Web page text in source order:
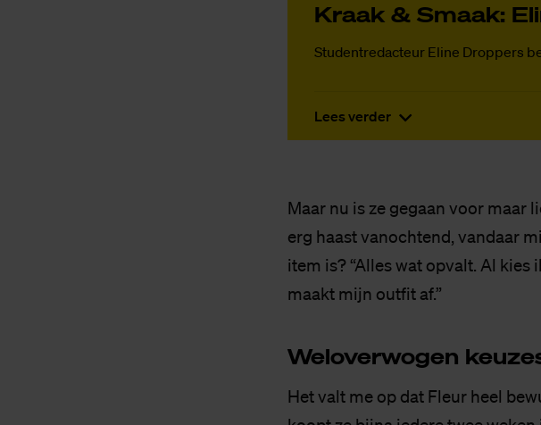
Kraak & Smaak:
Studentredacteur Eline Droppers
Lees verder
Maar nu is ze gegaan voor maar
erg haast vanochtend, vandaar
item is? “Alles wat opvalt. Al
maakt mijn outfit af.”
Wel­over­wo­gen
Het valt me op dat Fleur heel